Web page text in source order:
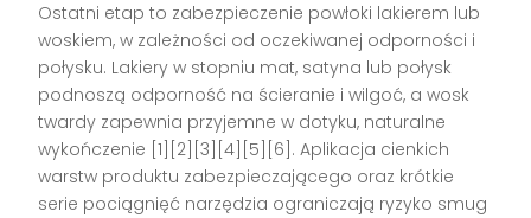
Ostatni etap to zabezpieczenie powłoki lakierem lub
woskiem, w zależności od oczekiwanej odporności i
połysku. Lakiery w stopniu mat, satyna lub połysk
podnoszą odporność na ścieranie i wilgoć, a wosk
twardy zapewnia przyjemne w dotyku, naturalne
wykończenie [1][2][3][4][5][6]. Aplikacja cienkich
warstw produktu zabezpieczającego oraz krótkie
serie pociągnięć narzędzia ograniczają ryzyko smug